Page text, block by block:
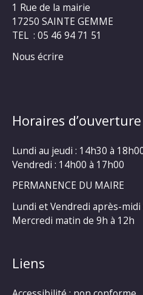
1 Rue de la mairie
17250 SAINTE GEMME
TEL : 05 46 94 71 51
Nous écrire
Horaires
Lundi au jeudi : 14h30 à
Vendredi : 14h00 à 17h00
PERMANENCE DU MAIRE
Lundi et Vendredi après-
Mercredi matin de 9h à 12h
Liens